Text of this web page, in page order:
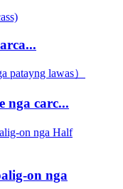
nga carc...
on nga